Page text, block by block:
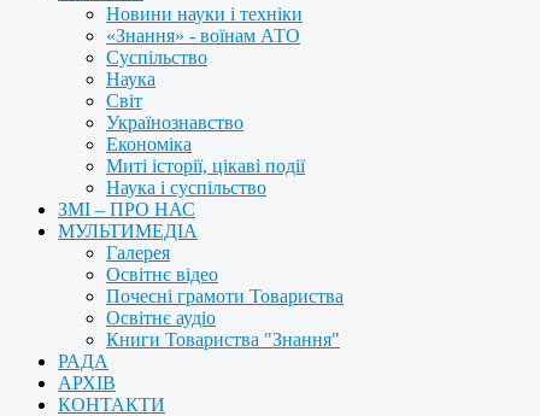
Новини науки і техніки
«Знання» - воїнам АТО
Суспільство
Наука
Світ
Українознавство
Економіка
Миті історії, цікаві події
Наука і суспільство
ЗМІ – ПРО НАС
МУЛЬТИМЕДІА
Галерея
Освітнє відео
Почесні грамоти Товариства
Освітнє аудіо
Книги Товариства "Знання"
РАДА
АРХІВ
КОНТАКТИ